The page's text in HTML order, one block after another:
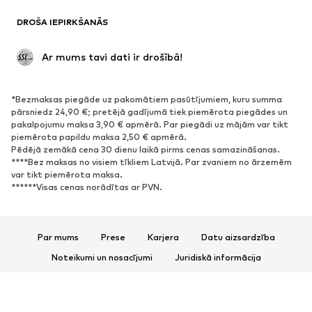
Svinības
Ekskluzīvi
APAVI
Jaunumi
Šobrīd populāri
Brīvā laika apavi
Puszābaki
Augstpapēžu apavi
Sandales
Kurpes
DROŠA IEPIRKŠANĀS
Ar mums tavi dati ir drošībā!
*Bezmaksas piegāde uz pakomātiem pasūtījumiem, kuru summa
pārsniedz 24,90 €; pretējā gadījumā tiek piemērota piegādes un
pakalpojumu maksa 3,90 € apmērā. Par piegādi uz mājām var tikt
piemērota papildu maksa 2,50 € apmērā.
Pēdējā zemākā cena 30 dienu laikā pirms cenas samazināšanas.
****Bez maksas no visiem tīkliem Latvijā. Par zvaniem no ārzemēm
var tikt piemērota maksa.
******Visas cenas norādītas ar PVN.
Par mums Prese Karjera
Datu aizsardzība
Noteikumi un nosacījumi
Juridiskā informācija